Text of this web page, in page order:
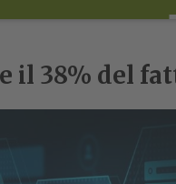
il 38% del